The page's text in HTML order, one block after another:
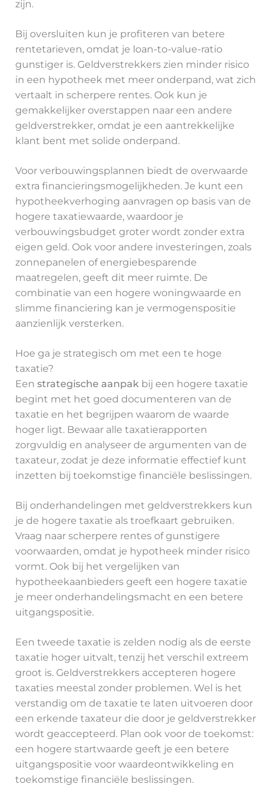
zijn.
Bij oversluiten kun je profiteren van betere
rentetarieven, omdat je loan-to-value-ratio
gunstiger is. Geldverstrekkers zien minder risico
in een hypotheek met meer onderpand, wat zich
vertaalt in scherpere rentes. Ook kun je
gemakkelijker overstappen naar een andere
geldverstrekker, omdat je een aantrekkelijke
klant bent met solide onderpand.
Voor verbouwingsplannen biedt de overwaarde
extra financieringsmogelijkheden. Je kunt een
hypotheekverhoging aanvragen op basis van de
hogere taxatiewaarde, waardoor je
verbouwingsbudget groter wordt zonder extra
eigen geld. Ook voor andere investeringen, zoals
zonnepanelen of energiebesparende
maatregelen, geeft dit meer ruimte. De
combinatie van een hogere woningwaarde en
slimme financiering kan je vermogenspositie
aanzienlijk versterken.
Hoe ga je strategisch om met een te hoge
taxatie?
Een strategische aanpakbij een hogere taxatie
begint met het goed documenteren van de
taxatie en het begrijpen waarom de waarde
hoger ligt. Bewaar alle taxatierapporten
zorgvuldig en analyseer de argumenten van de
taxateur, zodat je deze informatie effectief kunt
inzetten bij toekomstige financiële beslissingen.
Bij onderhandelingen met geldverstrekkers kun
je de hogere taxatie als troefkaart gebruiken.
Vraag naar scherpere rentes of gunstigere
voorwaarden, omdat je hypotheek minder risico
vormt. Ook bij het vergelijken van
hypotheekaanbieders geeft een hogere taxatie
je meer onderhandelingsmacht en een betere
uitgangspositie.
Een tweede taxatie is zelden nodig als de eerste
taxatie hoger uitvalt, tenzij het verschil extreem
groot is. Geldverstrekkers accepteren hogere
taxaties meestal zonder problemen. Wel is het
verstandig om de taxatie te laten uitvoeren door
een erkende taxateur die door je geldverstrekker
wordt geaccepteerd. Plan ook voor de toekomst:
een hogere startwaarde geeft je een betere
uitgangspositie voor waardeontwikkeling en
toekomstige financiële beslissingen.